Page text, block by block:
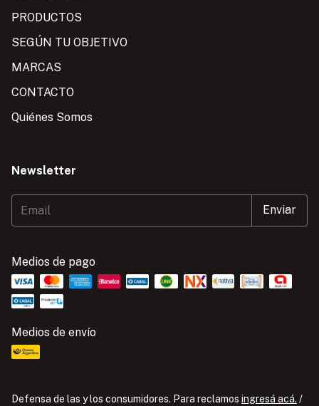
PRODUCTOS
SEGÚN TU OBJETIVO
MARCAS
CONTACTO
Quiénes Somos
Newsletter
Medios de pago
Medios de envío
Defensa de las y los consumidores. Para reclamos ingresá acá. /